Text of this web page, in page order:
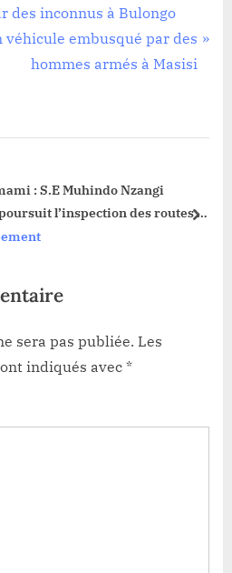
des inconnus à Bulongo
véhicule embusqué par des
hommes armés à Masisi
: S.E Muhindo Nzangi
l’inspection des routes de
avant la thérapie de choc
next
sera pas publiée. Les
indiqués avec *